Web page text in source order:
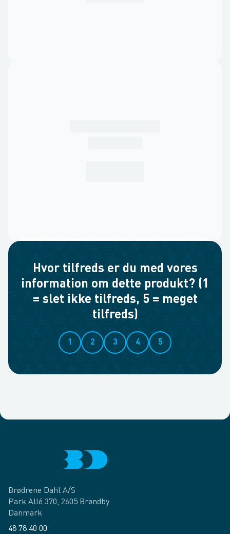
Hvor tilfreds er du med vores
information om dette produkt? (1
= slet ikke tilfreds, 5 = meget
tilfreds)
1 2 3 4 5
Brødrene Dahl A/S
Park Allé 370, 2605 Brøndby
Danmark
48 78 40 00